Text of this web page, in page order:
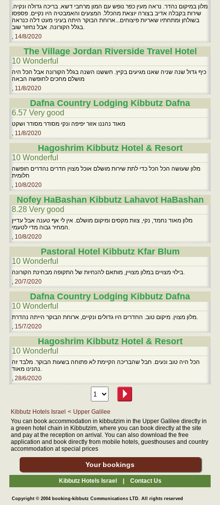
מלון במיקום נהדר. נראה מעין כפר נופש עם המון מרחבי דשא. בריכה גדולה ונקיה.
שירות בקבלה אדיב בצורה יוצאת מהכלל. המצעים והאמבטיה היו נקיים. פספסו
בשולחן ומתחתיו שאריות פיצוחים...ארוחת הבוקר היתה בעיני מעט דלה כנראה
בגלל הקורונה. אבל נחזור שוב.
, 14/8/2020
The Village Jordan Riverside Travel Hotel
10 Wonderful
כיף גדול שנה שניה שאנו מגיעים בקיץ. חששנו השנה בגלל הקורונה אבל הכל היה
מושלם מחכים לחופשה הבאה
, 11/8/2020
Dafna Country Lodging Kibbutz Dafna
6.57 Very good
מאוד נהננו אזור יפיפה ונקי מסודר מסודר ושקט
, 11/8/2020
Hagoshrim Kibbutz Hotel & Resort
10 Wonderful
מלון שעושה הכל הכל כדי לתת שירות מושלם אוכל מצוין חדרים נהדרים חופשה
חלומית
, 10/8/2020
Nofey HaBashan Kibbutz Lahavot HaBashan
8.28 Very good
מלון מאוד נחמד, נקי, צוות מקסים ומיקום מושלם. אין לי אף טענה אבל עדיין
המחיר גבוה מדי לטעמי.
, 10/8/2020
Pastoral Hotel Kibbutz Kfar Blum
10 Wonderful
בילוי מצויים במלון מצויין, מותאם להנחיות של התקופה מבחינת הקורונה.
, 20/7/2020
Dafna Country Lodging Kibbutz Dafna
10 Wonderful
מלון מצוין. מיקום טוב. החדרים היו גדולים ונקיים, ארוחת הבוקר הייתה נהדרת.
, 15/7/2020
Hagoshrim Kibbutz Hotel & Resort
10 Wonderful
הכל היה טוב ונעים. חבל שהבריכה הקיימת לא פתוחה בשעות הבוקר. מלבד זה
נהנינו מאוד.
, 28/6/2020
Kibbutz Hotels Israel < Upper Galilee
You can book accommodation in kibbutzim in the Upper Galilee directly in
a green hotel chain in Kibbutzim, where you can book directly at the site
and pay at the reception on arrival. You can also download the free
application and book directly from mobile hotels, guesthouses and country
accommodation at special prices
Your bookings
Kibbutz Hotels Israel | Contact Us
Copyright © 2004 booking-kibbutz Communications LTD. All rights reserved